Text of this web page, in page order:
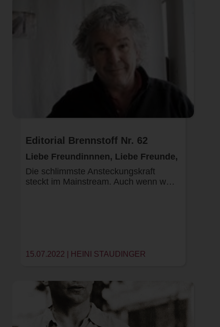
Editorial Brennstoff Nr. 62
Liebe Freundinnnen, Liebe Freunde,
Die schlimmste Ansteckungskraft
steckt im Mainstream. Auch wenn w…
15.07.2022 | HEINI STAUDINGER